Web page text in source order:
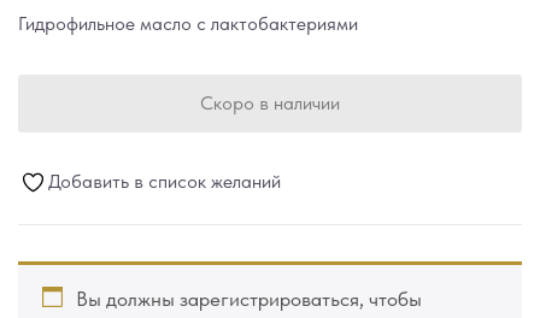
Гидрофильное масло с лактобактериями
Скоро в наличии
Добавить в список желаний
Вы должны зарегистрироваться, чтобы